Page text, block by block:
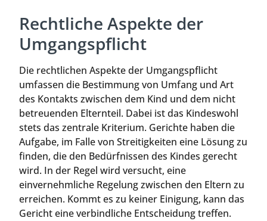
Rechtliche Aspekte der
Umgangspflicht
Die rechtlichen Aspekte der Umgangspflicht
umfassen die Bestimmung von Umfang und Art
des Kontakts zwischen dem Kind und dem nicht
betreuenden Elternteil. Dabei ist das Kindeswohl
stets das zentrale Kriterium. Gerichte haben die
Aufgabe, im Falle von Streitigkeiten eine Lösung zu
finden, die den Bedürfnissen des Kindes gerecht
wird. In der Regel wird versucht, eine
einvernehmliche Regelung zwischen den Eltern zu
erreichen. Kommt es zu keiner Einigung, kann das
Gericht eine verbindliche Entscheidung treffen.